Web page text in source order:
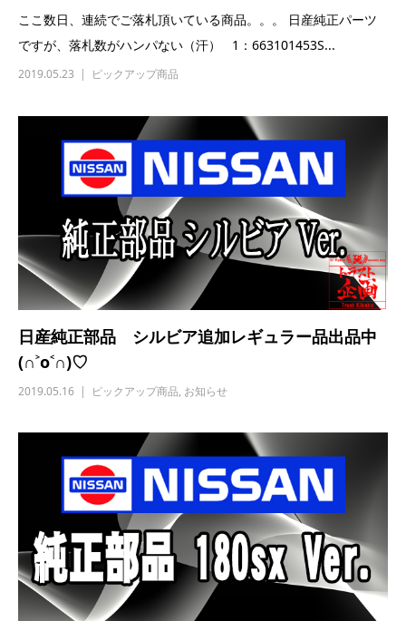
ここ数日、連続でご落札頂いている商品。。。 日産純正パーツ
ですが、落札数がハンパない（汗） 1：663101453S...
2019.05.23 ピックアップ商品
日産純正部品 シルビア追加レギュラー品出品中
(∩˃o˂∩)♡
2019.05.16 ピックアップ商品, お知らせ